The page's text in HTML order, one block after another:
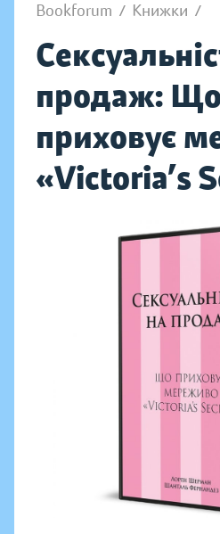
Bookforum / Книжки /
продаж: Що
приховує
«Victoria’s